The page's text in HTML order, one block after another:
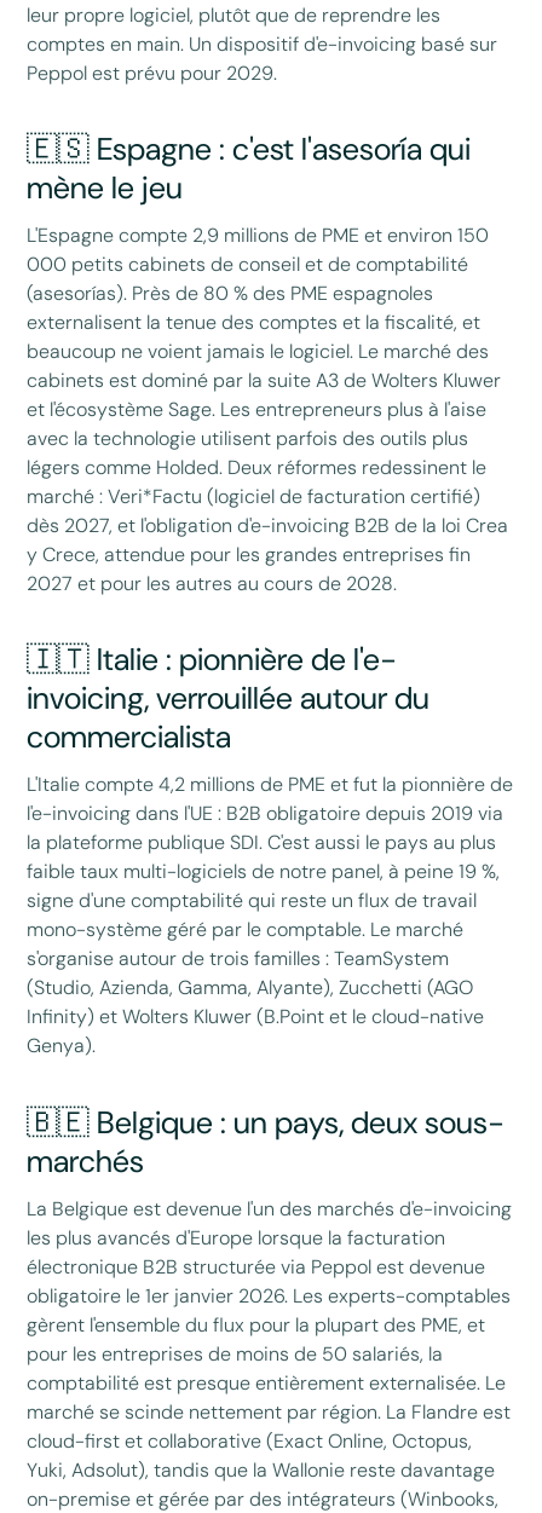
leur propre logiciel, plutôt que de reprendre les
comptes en main. Un dispositif d'e-invoicing basé sur
Peppol est prévu pour 2029.
🇪🇸 Espagne : c'est l'asesoría qui
mène le jeu
L'Espagne compte 2,9 millions de PME et environ 150
000 petits cabinets de conseil et de comptabilité
(asesorías). Près de 80 % des PME espagnoles
externalisent la tenue des comptes et la fiscalité, et
beaucoup ne voient jamais le logiciel. Le marché des
cabinets est dominé par la suite A3 de Wolters Kluwer
et l'écosystème Sage. Les entrepreneurs plus à l'aise
avec la technologie utilisent parfois des outils plus
légers comme Holded. Deux réformes redessinent le
marché : Veri*Factu (logiciel de facturation certifié)
dès 2027, et l'obligation d'e-invoicing B2B de la loi Crea
y Crece, attendue pour les grandes entreprises fin
2027 et pour les autres au cours de 2028.
🇮🇹 Italie : pionnière de l'e-
invoicing, verrouillée autour du
commercialista
L'Italie compte 4,2 millions de PME et fut la pionnière de
l'e-invoicing dans l'UE : B2B obligatoire depuis 2019 via
la plateforme publique SDI. C'est aussi le pays au plus
faible taux multi-logiciels de notre panel, à peine 19 %,
signe d'une comptabilité qui reste un flux de travail
mono-système géré par le comptable. Le marché
s'organise autour de trois familles : TeamSystem
(Studio, Azienda, Gamma, Alyante), Zucchetti (AGO
Infinity) et Wolters Kluwer (B.Point et le cloud-native
Genya).
🇧🇪 Belgique : un pays, deux sous-
marchés
La Belgique est devenue l'un des marchés d'e-invoicing
les plus avancés d'Europe lorsque la facturation
électronique B2B structurée via Peppol est devenue
obligatoire le 1er janvier 2026. Les experts-comptables
gèrent l'ensemble du flux pour la plupart des PME, et
pour les entreprises de moins de 50 salariés, la
comptabilité est presque entièrement externalisée. Le
marché se scinde nettement par région. La Flandre est
cloud-first et collaborative (Exact Online, Octopus,
Yuki, Adsolut), tandis que la Wallonie reste davantage
on-premise et gérée par des intégrateurs (Winbooks,